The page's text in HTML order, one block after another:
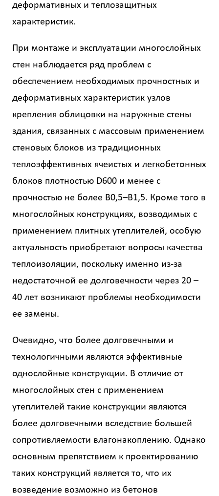
деформативных и теплозащитных
характеристик.
При монтаже и эксплуатации многослойных
стен наблюдается ряд проблем с
обеспечением необходимых прочностных и
деформативных характеристик узлов
крепления облицовки на наружные стены
здания, связанных с массовым применением
стеновых блоков из традиционных
теплоэффективных ячеистых и легкобетонных
блоков плотностью D600 и менее с
прочностью не более В0,5–В1,5. Кроме того в
многослойных конструкциях, возводимых с
применением плитных утеплителей, особую
актуальность приобретают вопросы качества
теплоизоляции, поскольку именно из-за
недостаточной ее долговечности через 20 –
40 лет возникают проблемы необходимости
ее замены.
Очевидно, что более долговечными и
технологичными являются эффективные
однослойные конструкции. В отличие от
многослойных стен с применением
утеплителей такие конструкции являются
более долговечными вследствие большей
сопротивляемости влагонакоплению. Однако
основным препятствием к проектированию
таких конструкций является то, что их
возведение возможно из бетонов